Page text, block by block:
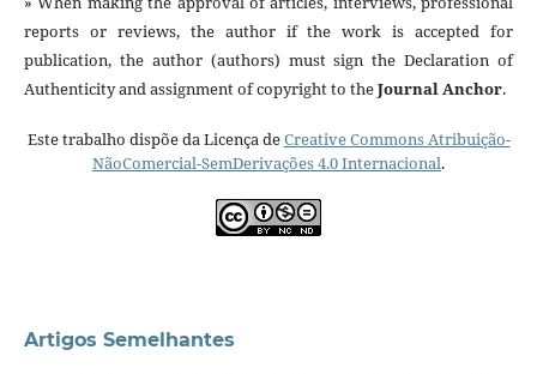
reports or reviews, the author if the work is accepted for
publication, the author (authors) must sign the Declaration of
Authenticity and assignment of copyright to theJournal Anchor.
Este trabalho dispõe da Licença deCreative Commons Atribuição-
NãoComercial-SemDerivações 4.0 Internacional.
Artigos Semelhantes